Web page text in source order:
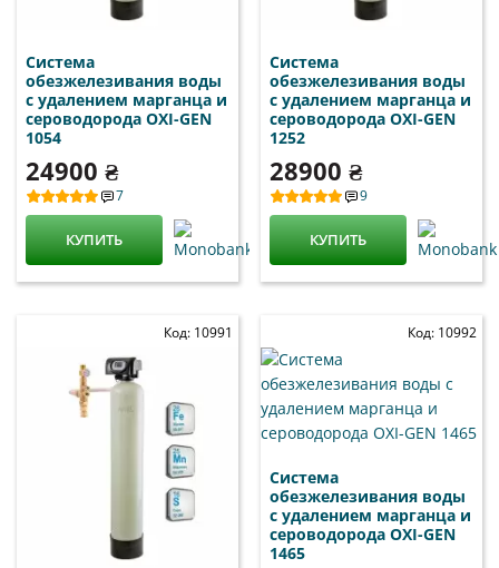
Система
обезжелезивания воды
с удалением марганца и
сероводорода OXI-GEN
1054
24900 ₴
7
КУПИТЬ
Система
обезжелезивания воды
с удалением марганца и
сероводорода OXI-GEN
1252
28900 ₴
9
КУПИТЬ
Код: 10991 Код: 10992
Система
обезжелезивания воды
с удалением марганца и
сероводорода OXI-GEN
1465